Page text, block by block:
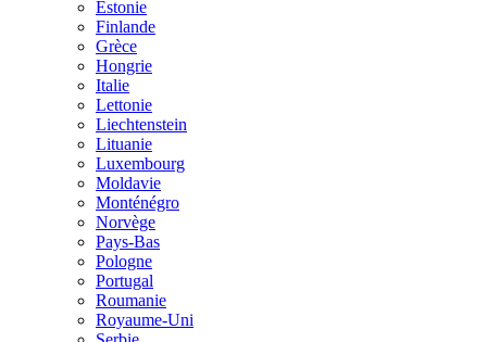
Estonie
Finlande
Grèce
Hongrie
Italie
Lettonie
Liechtenstein
Lituanie
Luxembourg
Moldavie
Monténégro
Norvège
Pays-Bas
Pologne
Portugal
Roumanie
Royaume-Uni